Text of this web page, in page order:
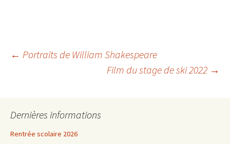
Navigation
articles
← Portraits de William Shakespeare
Film du stage de ski 2022 →
Dernières informations
Rentrée scolaire 2026